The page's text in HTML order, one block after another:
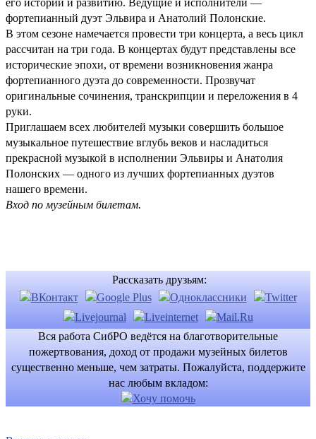
его истории и развитию. Ведущие и исполнители —
фортепианный дуэт Эльвира и Анатолий Полонские.
В этом сезоне намечается провести три концерта, а весь цикл
рассчитан на три года. В концертах будут представлены все
исторические эпохи, от времени возникновения жанра
фортепианного дуэта до современности. Прозвучат
оригинальные сочинения, транскрипции и переложения в 4
руки.
Приглашаем всех любителей музыки совершить большое
музыкальное путешествие вглубь веков и насладиться
прекрасной музыкой в исполнении Эльвиры и Анатолия
Полонских — одного из лучших фортепианных дуэтов
нашего времени.
Вход по музейным билетам.
Рассказать друзьям:
Вся работа СибРО ведётся на благотворительные
пожертвования, доход от продажи музейных билетов
существенно меньше, чем затраты. Пожалуйста, поддержите
нас любым вкладом: